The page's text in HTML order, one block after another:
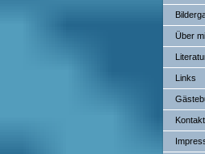
Über
Links
Kontakt